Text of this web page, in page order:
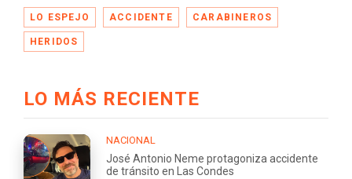
LO ESPEJO ACCIDENTE CARABINEROS
HERIDOS
LO MÁS RECIENTE
NACIONAL
José Antonio Neme protagoniza accidente
de tránsito en Las Condes